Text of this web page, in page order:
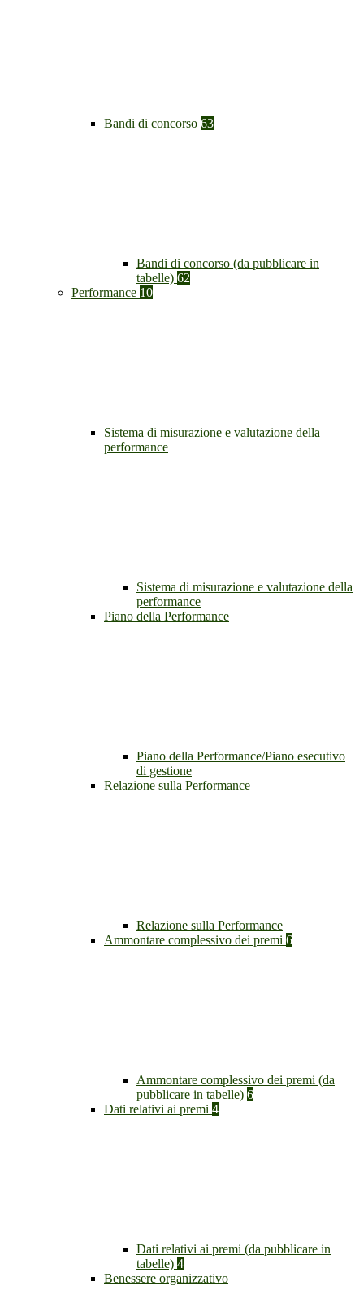
Bandi di concorso 63
Bandi di concorso (da pubblicare in
tabelle) 62
Performance 10
Sistema di misurazione e valutazione della
performance
Sistema di misurazione e valutazione della
performance
Piano della Performance
Piano della Performance/Piano esecutivo
di gestione
Relazione sulla Performance
Relazione sulla Performance
Ammontare complessivo dei premi 6
Ammontare complessivo dei premi (da
pubblicare in tabelle) 6
Dati relativi ai premi 4
Dati relativi ai premi (da pubblicare in
tabelle) 4
Benessere organizzativo